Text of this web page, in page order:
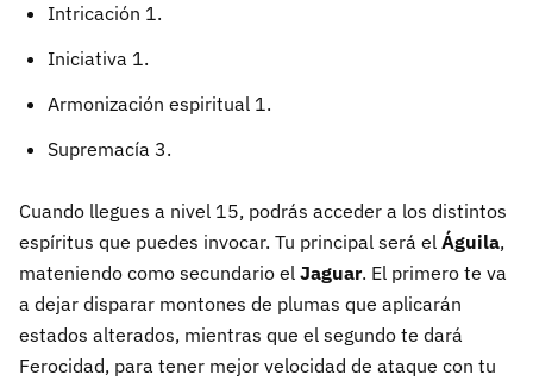
Intricación 1.
Iniciativa 1.
Armonización espiritual 1.
Supremacía 3.
Cuando llegues a nivel 15, podrás acceder a los distintos
espíritus que puedes invocar. Tu principal será el Águila,
mateniendo como secundario el Jaguar. El primero te va
a dejar disparar montones de plumas que aplicarán
estados alterados, mientras que el segundo te dará
Ferocidad, para tener mejor velocidad de ataque con tu